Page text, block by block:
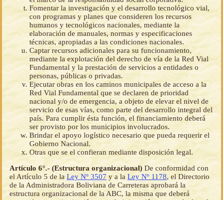
Fomentar la investigación y el desarrollo tecnológico vial,
con programas y planes que consideren los recursos
humanos y tecnológicos nacionales, mediante la
elaboración de manuales, normas y especificaciones
técnicas, apropiadas a las condiciones nacionales.
Captar recursos adicionales para su funcionamiento,
mediante la explotación del derecho de vía de la Red Vial
Fundamental y la prestación de servicios a entidades o
personas, públicas o privadas.
Ejecutar obras en los caminos municipales de acceso a la
Red Vial Fundamental que se declaren de prioridad
nacional y/o de emergencia, a objeto de elevar el nivel de
servicio de esas vías, como parte del desarrollo integral del
país. Para cumplir ésta función, el financiamiento deberá
ser provisto por los municipios involucrados.
Brindar el apoyo logístico necesario que pueda requerir el
Gobierno Nacional.
Otras que se el confieran mediante disposición legal.
Artículo 6°.- (Estructura organizacional) De conformidad con
el Artículo 5 de la Ley Nº 3507 y a la Ley Nº 1178, el Directorio
de la Administradora Boliviana de Carreteras aprobará la
estructura organizacional de la ABC, la misma que deberá